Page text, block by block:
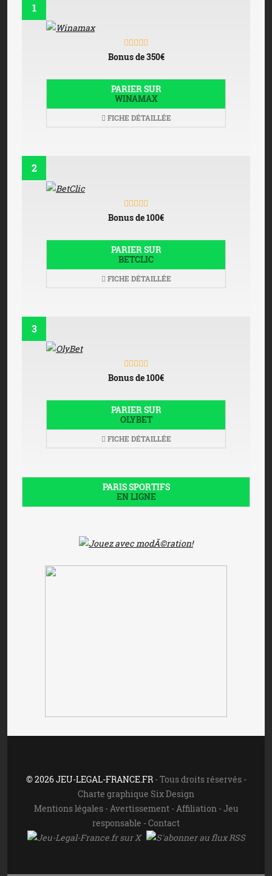
1
Bonus de 350€
PARIER SUR
WINAMAX
FICHE DÉTAILLÉE
2
Bonus de 100€
PARIER SUR
BETCLIC
FICHE DÉTAILLÉE
3
Bonus de 100€
PARIER SUR
OLYBET
FICHE DÉTAILLÉE
PARIS SPORTIFS
EN LIGNE
© 2026 JEU-LEGAL-FRANCE.FR- Tous droits réservés -
Charte graphique Six Design
Mentions légales-Avertissement-Affiliation-Jeu
responsable -Contact